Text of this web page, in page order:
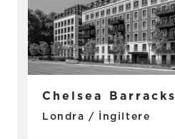
Chelsea Barracks
Londra / İngiltere